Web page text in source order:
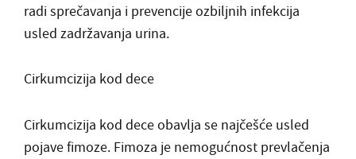
radi sprečavanja i prevencije ozbiljnih infekcija
usled zadržavanja urina.
Cirkumcizija kod dece
Cirkumcizija kod dece obavlja se najčešće usled
pojave fimoze. Fimoza je nemogućnost prevlačenja